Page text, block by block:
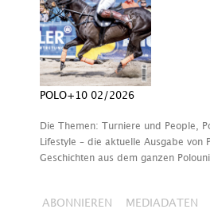
POLO+10 02/2026
Die Themen: Turniere und People,
Lifestyle – die aktuelle Ausgabe von
Geschichten aus dem ganzen
ABONNIEREN MEDIADATEN